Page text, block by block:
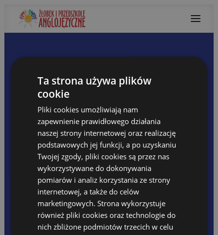
Żłobek Basic Steps
Co nas wyróżnia
Warto wiedzieć
NAUCZANIE DWUJĘZYCZNE
Jak uczymy?
Filmy – jak uczymy
Korzyści z kształcenia dwujęzycznego
Forest Adventure
OFERTA
Organizacja grup
Program Dydaktyczny
Zajęcia dodatkowe
Forest Adventure
Oferta wakacyjna 2026
Opłaty
Agnieszka Słonka
17 LUTEGO, 2020
Wychowawca grupy przedszkolnej
Jestem absolwentką Akademii im. Jana Długosza
w Częstochowie, gdzie zdobyłam dyplom licencjata na kierunku
Ta strona używa plików
cookie
Pliki cookies umożliwiają nam
zapewnienie prawidłowego działania
naszej strony internetowej oraz realizację
podstawowych jej funkcji, a po uzyskaniu
Twojej zgody, pliki cookies są przez nas
wykorzystywane do dokonywania
pomiarów i analiz korzystania ze strony
internetowej, a także do celów
marketingowych. Strona wykorzystuje
również pliki cookies oraz technologie do
nich zbliżone podmiotów trzecich w celu